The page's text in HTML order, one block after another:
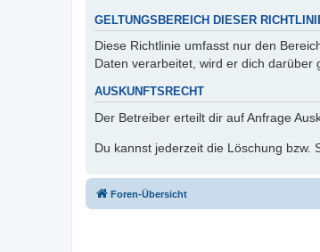
GELTUNGSBEREICH DIESER
Diese Richtlinie umfasst nur den
Daten verarbeitet, wird er dich darüber
AUSKUNFTSRECHT
Der Betreiber erteilt dir auf Anfrage
Du kannst jederzeit die Löschung bzw.
Foren-Übersicht